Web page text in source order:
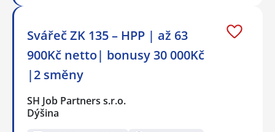
Svářeč ZK 135 – HPP | až 63
900Kč netto| bonusy 30 000Kč
|2 směny
SH Job Partners s.r.o.
Dýšina